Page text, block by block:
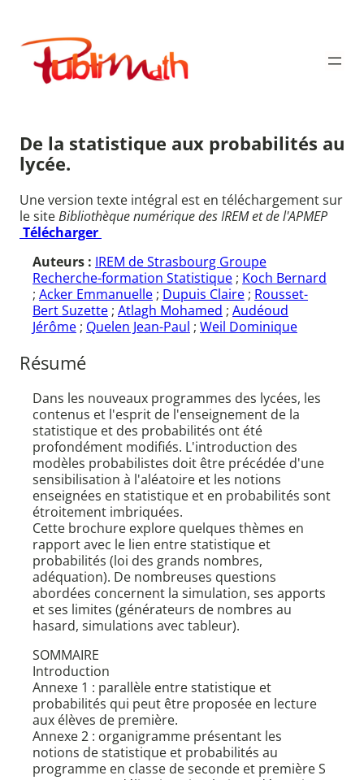
contenu
Publimath
De la statistique aux probabilités au
lycée.
Une version texte intégral est en téléchargement sur
le siteBibliothèque numérique des IREM et de l'APMEP
Télécharger
Auteurs : IREM de Strasbourg Groupe
Recherche-formation Statistique ; Koch Bernard
; Acker Emmanuelle ; Dupuis Claire ; Rousset-
Bert Suzette ; Atlagh Mohamed ; Audéoud
Jérôme ; Quelen Jean-Paul ; Weil Dominique
Résumé
Dans les nouveaux programmes des lycées, les
contenus et l'esprit de l'enseignement de la
statistique et des probabilités ont été
profondément modifiés. L'introduction des
modèles probabilistes doit être précédée d'une
sensibilisation à l'aléatoire et les notions
enseignées en statistique et en probabilités sont
étroitement imbriquées.
Cette brochure explore quelques thèmes en
rapport avec le lien entre statistique et
probabilités (loi des grands nombres,
adéquation). De nombreuses questions
abordées concernent la simulation, ses apports
et ses limites (générateurs de nombres au
hasard, simulations avec tableur).
SOMMAIRE
Introduction
Annexe 1 : parallèle entre statistique et
probabilités qui peut être proposée en lecture
aux élèves de première.
Annexe 2 : organigramme présentant les
notions de statistique et probabilités au
programme en classe de seconde et première S